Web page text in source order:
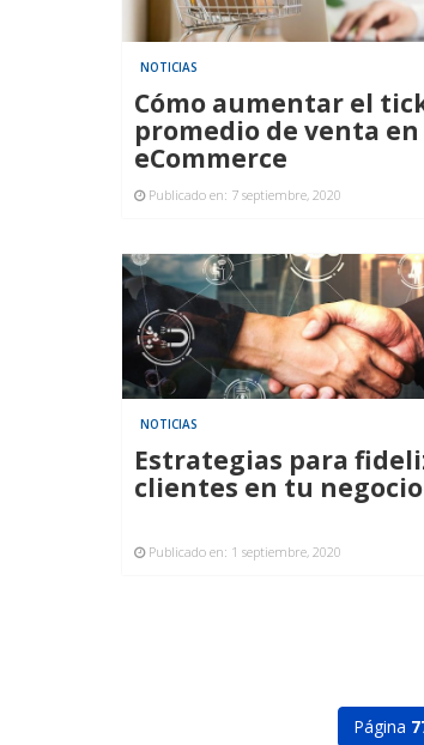
NOTICIAS
Cómo aumentar el
promedio de venta
eCommerce
Publicado en: 7 septiembre, 2020
NOTICIAS
Estrategias para
clientes en tu
Publicado en: 1 septiembre, 2020
Página